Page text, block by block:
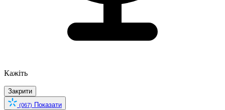
Кажіть
Закрити
(067) Показати